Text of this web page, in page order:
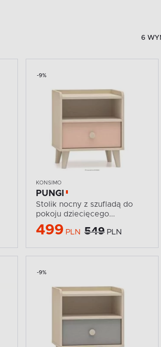
6
-9%
KONSIMO
PUNGI
Stolik nocny z szufladą do
pokoju dziecięcego...
499 PLN 549 PLN
-9%